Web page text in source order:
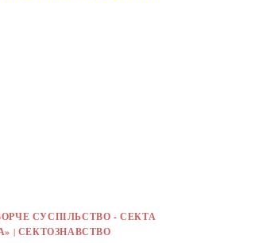
СУСПІЛЬСТВО - СЕКТА
| СЕКТОЗНАВСТВО